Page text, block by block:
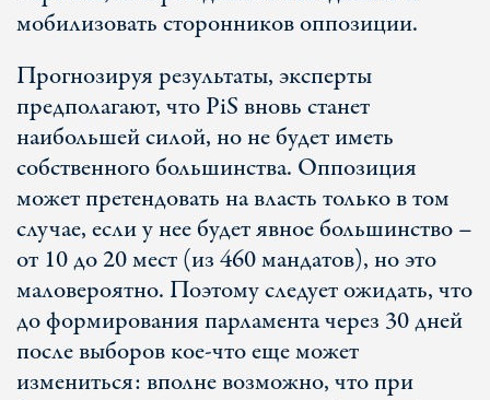
мобилизовать сторонников оппозиции.
Прогнозируя результаты, эксперты
предполагают, что PiS вновь станет
наибольшей силой, но не будет иметь
собственного большинства. Оппозиция
может претендовать на власть только в том
случае, если у нее будет явное большинство –
от 10 до 20 мест (из 460 мандатов), но это
маловероятно. Поэтому следует ожидать, что
до формирования парламента через 30 дней
после выборов кое-что еще может
измениться: вполне возможно, что при